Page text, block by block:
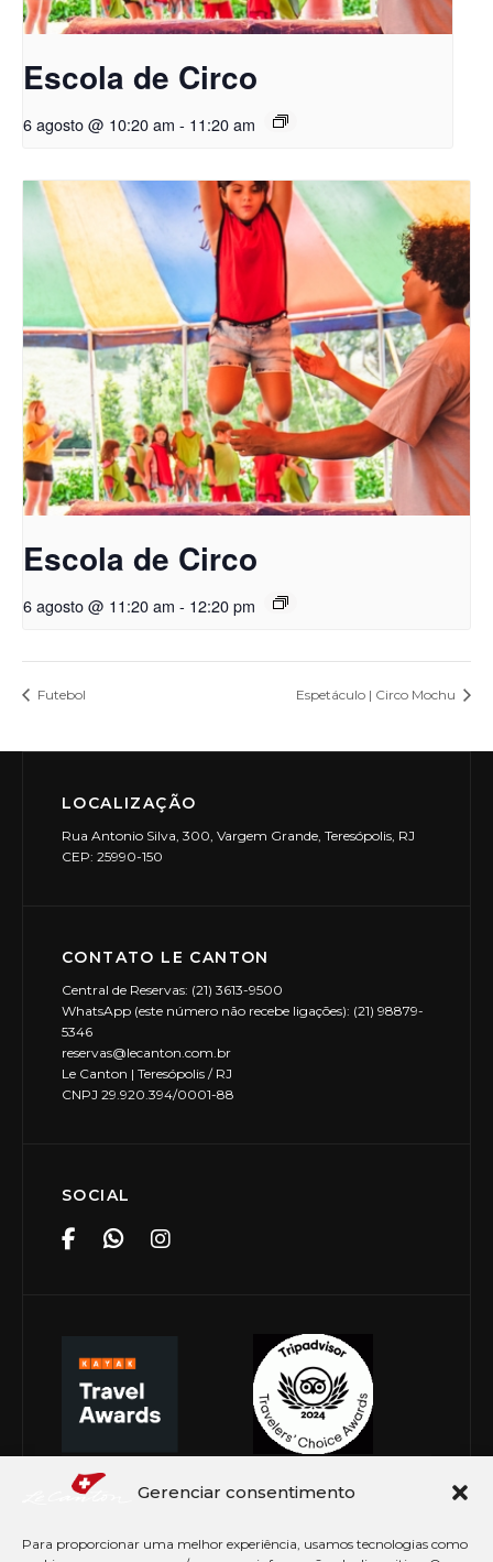
Gerenciar consentimento
Para proporcionar uma melhor experiência, usamos tecnologias como
Escola de Circo
6 agosto @ 10:20 am - 11:20 am
Escola de Circo
6 agosto @ 11:20 am - 12:20 pm
Futebol Espetáculo | Circo Mochu
LOCALIZAÇÃO
Rua Antonio Silva, 300, Vargem Grande, Teresópolis, RJ
CEP: 25990-150
CONTATO LE CANTON
Central de Reservas: (21) 3613-9500
WhatsApp (este número não recebe ligações): (21) 98879-
5346
reservas@lecanton.com.br
Le Canton | Teresópolis / RJ
CNPJ 29.920.394/0001-88
SOCIAL